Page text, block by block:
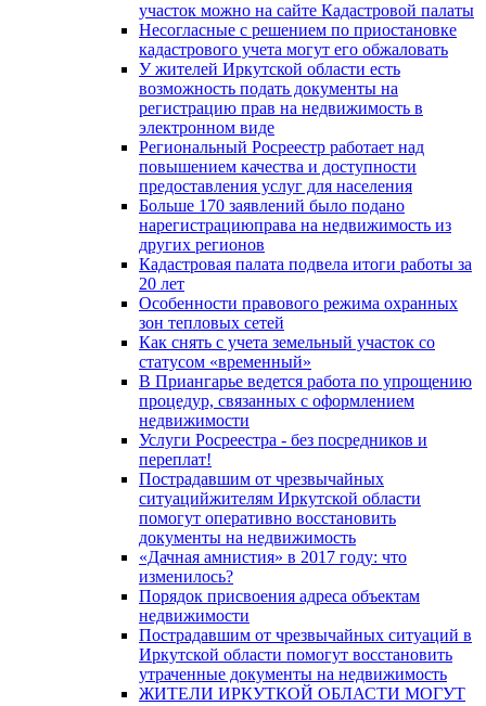
участок можно на сайте Кадастровой палаты
Несогласные с решением по приостановке
кадастрового учета могут его обжаловать
У жителей Иркутской области есть
возможность подать документы на
регистрацию прав на недвижимость в
электронном виде
Региональный Росреестр работает над
повышением качества и доступности
предоставления услуг для населения
Больше 170 заявлений было подано
нарегистрациюправа на недвижимость из
других регионов
Кадастровая палата подвела итоги работы за
20 лет
Особенности правового режима охранных
зон тепловых сетей
Как снять с учета земельный участок со
статусом «временный»
В Приангарье ведется работа по упрощению
процедур, связанных с оформлением
недвижимости
Услуги Росреестра - без посредников и
переплат!
Пострадавшим от чрезвычайных
ситуацийжителям Иркутской области
помогут оперативно восстановить
документы на недвижимость
«Дачная амнистия» в 2017 году: что
изменилось?
Порядок присвоения адреса объектам
недвижимости
Пострадавшим от чрезвычайных ситуаций в
Иркутской области помогут восстановить
утраченные документы на недвижимость
ЖИТЕЛИ ИРКУТКОЙ ОБЛАСТИ МОГУТ